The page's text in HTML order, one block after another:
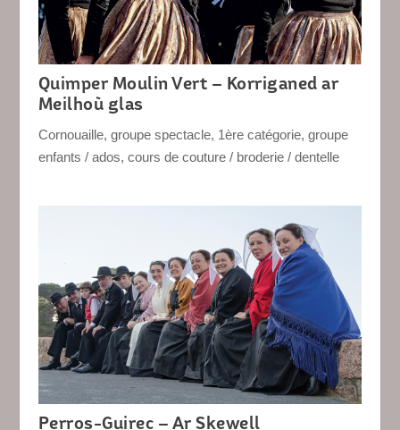
Quimper Moulin Vert – Korriganed ar
Meilhoù glas
Cornouaille, groupe spectacle, 1ère catégorie, groupe
enfants / ados, cours de couture / broderie / dentelle
Perros-Guirec – Ar Skewell